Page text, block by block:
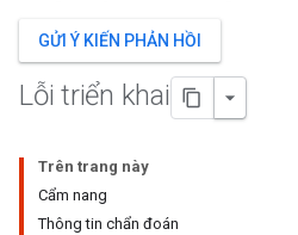
GỬI Ý KIẾN PHẢN HỒI
Lỗi triển khai
Trên trang này
Cẩm nang
Thông tin chẩn đoán